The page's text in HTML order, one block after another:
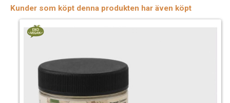
Kunder som köpt denna produkten har även köpt